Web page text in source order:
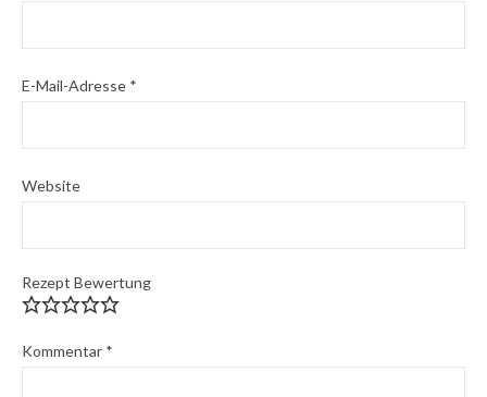
E-Mail-Adresse *
Website
Rezept Bewertung
Kommentar *